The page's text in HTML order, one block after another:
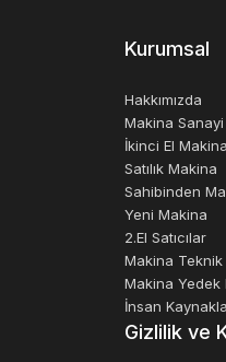
Kurumsal
Hakkımızda
Makina Sanayi
İkinci El Makina
Satılık Makina
Sahibinden
Yeni Makina
2.El Satıcılar
Makina Teknik
Makina Yedek
İnsan
Gizlilik ve